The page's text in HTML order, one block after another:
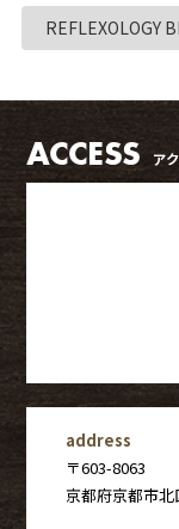
REFLEXOLOGY
ACCESS ア
address
〒603-8063
京都府京都市北